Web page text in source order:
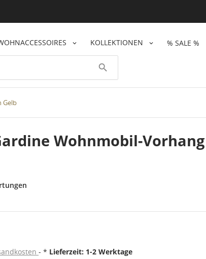
KOLLEKTIONEN % SALE %
search
Gelb
Wohnmobil-
* Lieferzeit: 1-2 Werktage